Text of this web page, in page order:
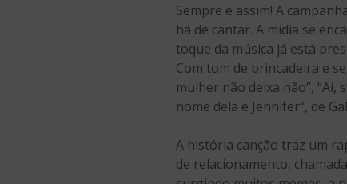
Sempre é assim! A
há de cantar. A mídia se
toque da música já está
Com tom de brincadeira e
mulher não deixa não”, “Ai,
nome dela é Jennifer”, de
A história canção traz um
de relacionamento,